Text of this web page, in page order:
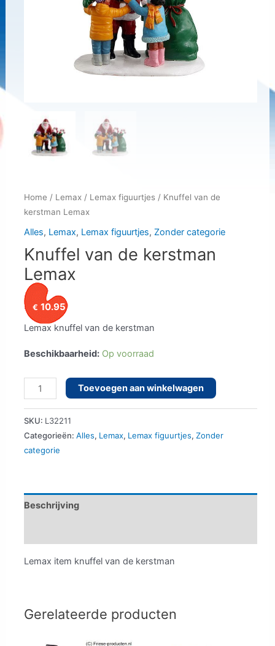
Home / Lemax/ Lemax figuurtjes/ Knuffel van de
kerstman Lemax
Alles, Lemax, Lemax figuurtjes, Zonder categorie
Knuffel van de kerstman
Lemax
€ 10.95
Lemax knuffel van de kerstman
Beschikbaarheid: Op voorraad
Knuffel
van
de
kerstman
Lemax
Toevoegen aan winkelwagen
SKU: L32211
Categorieën: Alles, Lemax, Lemax figuurtjes, Zonder
categorie
Beschrijving
Lemax item knuffel van de kerstman
Gerelateerde producten